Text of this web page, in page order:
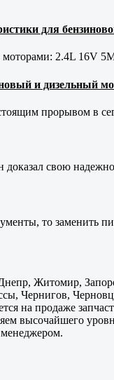
для
2.4L 16V
и дизельный
прорывом в
свою
то заменить
Житомир,
Чернигов,
на продаже
высочайшего
менеджером.